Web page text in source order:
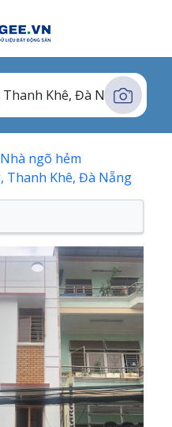
Nhà ngõ hẻm
Thanh Khê, Đà Nẵng